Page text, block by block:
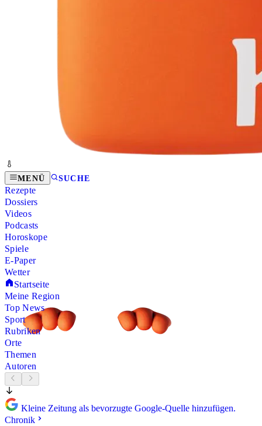
MENÜ SUCHE
Rezepte
Dossiers
Videos
Podcasts
Horoskope
Spiele
E-Paper
Wetter
Startseite
Meine Region
Top News
Sport
Rubriken
Orte
Themen
Autoren
Kleine Zeitung als bevorzugte Google-Quelle hinzufügen.
Chronik